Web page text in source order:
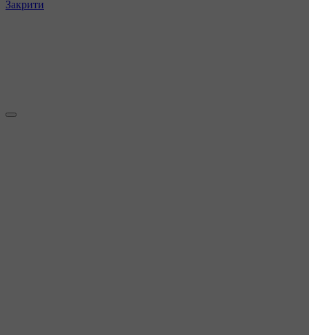
Закрити